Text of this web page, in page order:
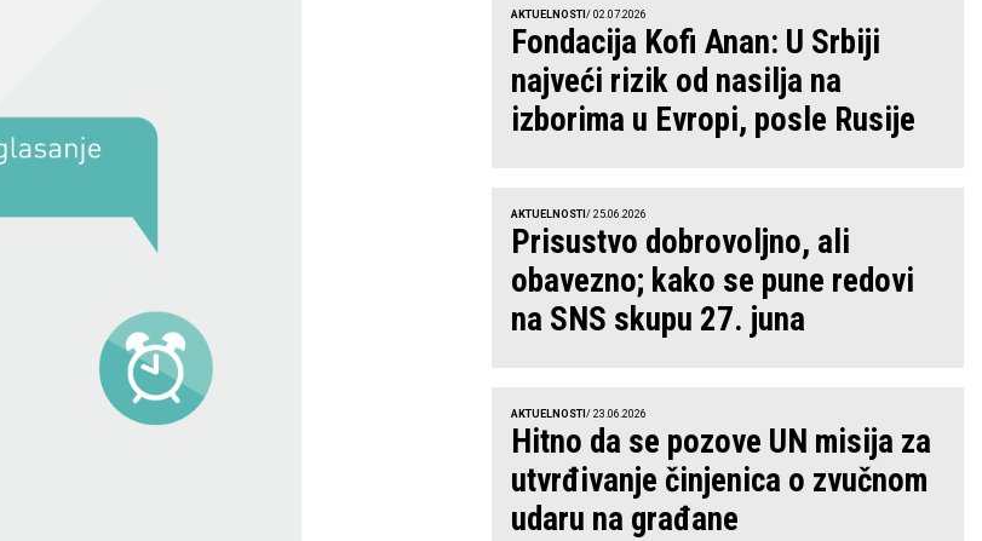
AKTUELNOSTI / 02.07.2026
Fondacija Kofi Anan: U Srbiji
najveći rizik od nasilja na
izborima u Evropi, posle Rusije
AKTUELNOSTI / 25.06.2026
Prisustvo dobrovoljno, ali
obavezno; kako se pune redovi
na SNS skupu 27. juna
AKTUELNOSTI / 23.06.2026
Hitno da se pozove UN misija za
utvrđivanje činjenica o zvučnom
udaru na građane